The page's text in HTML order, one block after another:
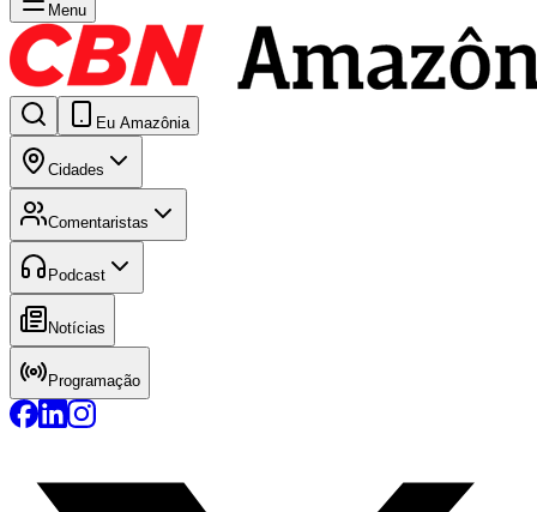
Menu
Eu Amazônia
Cidades
Comentaristas
Podcast
Notícias
Programação